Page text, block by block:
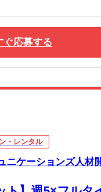
ぐ応募する
・レンタル
ニケーションズ人材